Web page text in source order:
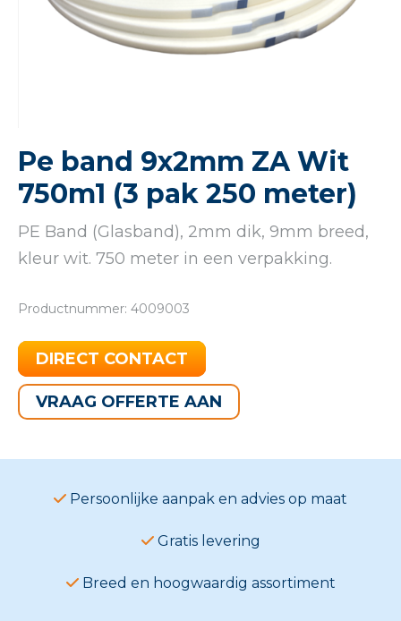
Pe band 9x2mm ZA Wit
750m1 (3 pak 250 meter)
PE Band (Glasband), 2mm dik, 9mm breed,
kleur wit. 750 meter in een verpakking.
Productnummer: 4009003
DIRECT CONTACT
VRAAG OFFERTE AAN
Persoonlijke aanpak en advies op maat
Gratis levering
Breed en hoogwaardig assortiment